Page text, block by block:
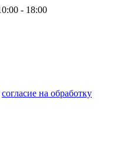
- 18:00
согласие на обработку